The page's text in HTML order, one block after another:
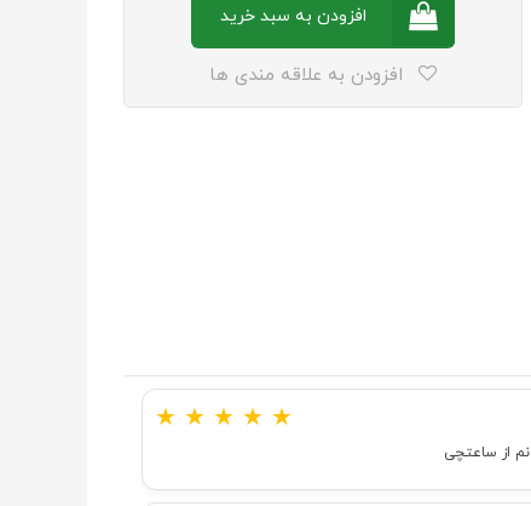
افزودن به سبدخرید
افزودن به علاقه مندی ها
★ ★ ★ ★ ★
از ساعتچی